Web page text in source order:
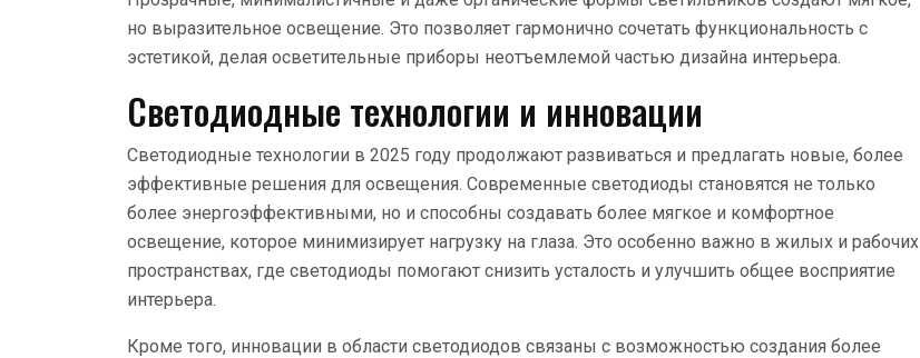
но выразительное освещение. Это позволяет гармонично сочетать функциональность с
эстетикой, делая осветительные приборы неотъемлемой частью дизайна интерьера.
Светодиодные технологии и инновации
Светодиодные технологии в 2025 году продолжают развиваться и предлагать новые, более
эффективные решения для освещения. Современные светодиоды становятся не только
более энергоэффективными, но и способны создавать более мягкое и комфортное
освещение, которое минимизирует нагрузку на глаза. Это особенно важно в жилых и рабочих
пространствах, где светодиоды помогают снизить усталость и улучшить общее восприятие
интерьера.
Кроме того, инновации в области светодиодов связаны с возможностью создания более